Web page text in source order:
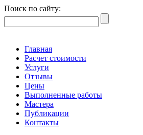
Поиск по сайту:
Главная
Расчет стоимости
Услуги
Отзывы
Цены
Выполненные работы
Мастера
Публикации
Контакты